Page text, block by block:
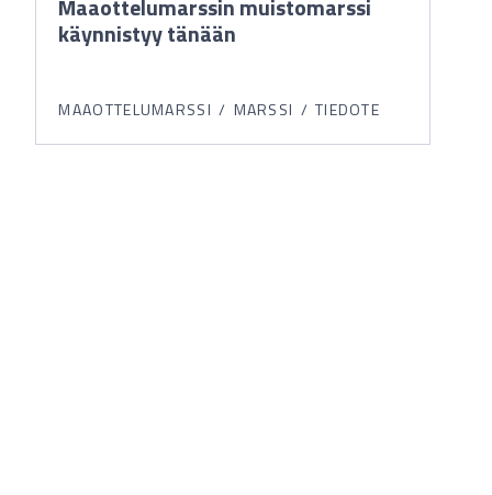
Maaottelumarssin muistomarssi
käynnistyy tänään
MAAOTTELUMARSSI MARSSI TIEDOTE